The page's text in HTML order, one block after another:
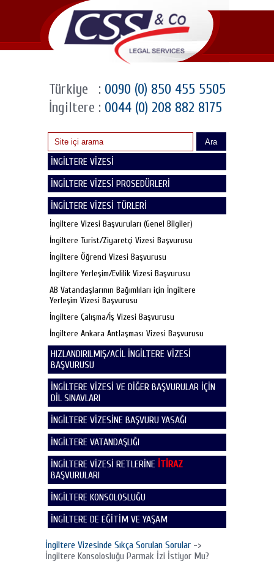
Türkiye : 0090 (0) 850 455 5505
İngiltere : 0044 (0) 208 882 8175
Ara
İNGİLTERE VİZESİ
İNGİLTERE VİZESİ PROSEDÜRLERİ
İNGİLTERE VİZESİ TÜRLERİ
İngiltere Vizesi Başvuruları (Genel Bilgiler)
İngiltere Turist/Ziyaretçi Vizesi Başvurusu
İngiltere Öğrenci Vizesi Başvurusu
İngiltere Yerleşim/Evlilik Vizesi Başvurusu
AB Vatandaşlarının Bağımlıları için İngiltere
Yerleşim Vizesi Başvurusu
İngiltere Çalışma/İş Vizesi Başvurusu
İngiltere Ankara Antlaşması Vizesi Başvurusu
HIZLANDIRILMIŞ/ACİL İNGİLTERE VİZESİ
BAŞVURUSU
İNGİLTERE VİZESİ VE DİĞER BAŞVURULAR İÇİN
DİL SINAVLARI
İNGİLTERE VİZESİNE BAŞVURU YASAĞI
İNGİLTERE VATANDAŞLIĞI
İNGİLTERE VİZESİ RETLERİNE İTİRAZ
BAŞVURULARI
İNGİLTERE KONSOLOSLUĞU
İNGİLTERE DE EĞİTİM VE YAŞAM
İngiltere Vizesinde Sıkça Sorulan Sorular ->
İngiltere Konsolosluğu Parmak İzi İstiyor Mu?